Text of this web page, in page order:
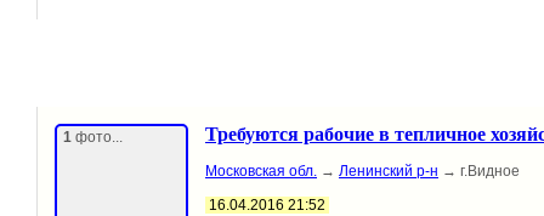
1 фото... Требуются рабочие в тепличное
Московская обл. → Ленинский р-н → г.Видное
16.04.2016 21:52